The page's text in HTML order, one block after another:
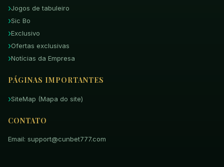
Jogos de tabuleiro
Sic Bo
Exclusivo
Ofertas exclusivas
Notícias da Empresa
PÁGINAS IMPORTANTES
SiteMap (Mapa do site)
CONTATO
Email: support@cunbet777.com